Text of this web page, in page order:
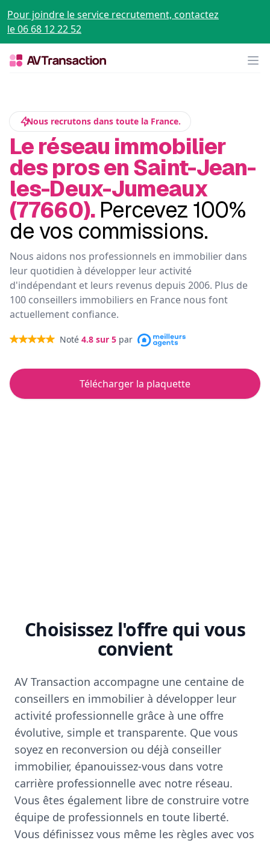
Pour joindre le service recrutement, contactez
le 06 68 12 22 52
Nous recrutons dans toute la France.
Le réseau immobilier
des pros en Saint-Jean-
les-Deux-Jumeaux
(77660). Percevez 100%
de vos commissions.
Nous aidons nos professionnels en immobilier dans
leur quotidien à développer leur activité
d'indépendant et leurs revenus depuis 2006. Plus de
100 conseillers immobiliers en France nous font
actuellement confiance.
Noté 4.8 sur 5 par
Télécharger la plaquette
Choisissez l'offre qui vous
convient
AV Transaction accompagne une centaine de
conseillers en immobilier à développer leur
activité professionnelle grâce à une offre
évolutive, simple et transparente. Que vous
soyez en reconversion ou déjà conseiller
immobilier, épanouissez-vous dans votre
carrière professionnelle avec notre réseau.
Vous êtes également libre de construire votre
équipe de professionnels en toute liberté.
Vous définissez vous même les règles avec vos